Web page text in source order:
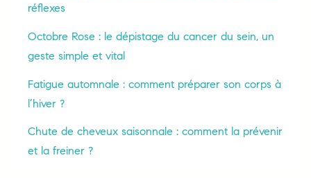
réflexes
Octobre Rose : le dépistage du cancer du sein, un
geste simple et vital
Fatigue automnale : comment préparer son corps à
l’hiver ?
Chute de cheveux saisonnale : comment la prévenir
et la freiner ?